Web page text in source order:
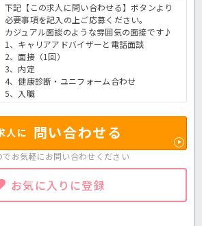
下記【この求人に問い合わせる】ボタンより
必要事項を記入の上ご応募ください。
カジュアル面談のような雰囲気の面接です♪
1、キャリアアドバイザーと電話面談
2、面接（1回）
3、内定
4、健康診断・ユニフォーム合わせ
5、入職
人に 問い合わせる
お気軽にお問い合わせください
お気に入りに登録